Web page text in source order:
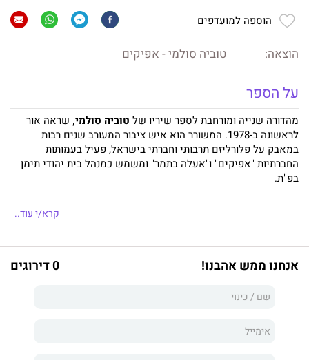
הוספה למועדפים
הוצאה: טוביה סולמי - אפיקים
על הספר
מהדורה שנייה ומורחבת לספר שיריו של טוביה סולמי, שראה אור
לראשונה ב-1978. המשורר הוא איש ציבור המעורב שנים רבות
במאבק על פלורליזם תרבותי וחברתי בישראל, פעיל בעמותות
החברתיות "אפיקים" ו"אעלה בתמר" ומשמש כמנהל בית יהודי תימן
בפ"ת.
קרא/י עוד..
אנחנו ממש אהבנו! 0 דירוגים